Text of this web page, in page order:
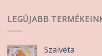
LEGÚJABB
Szalvéta